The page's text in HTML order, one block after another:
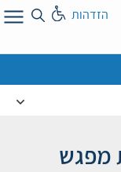
הזדהות
מפגש